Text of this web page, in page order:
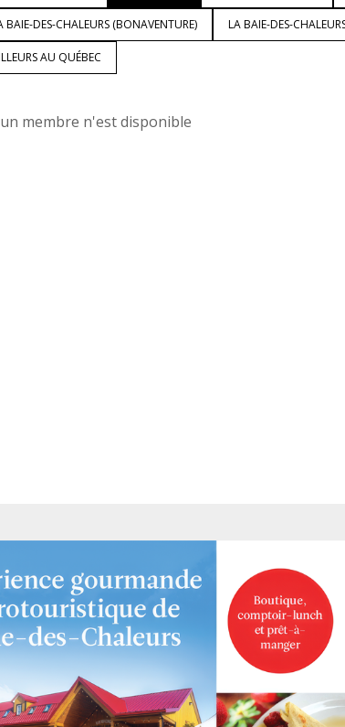
BAIE-DES-CHALEURS (BONAVENTURE) LA BAIE-DES-
AU QUÉBEC
membre n'est disponible